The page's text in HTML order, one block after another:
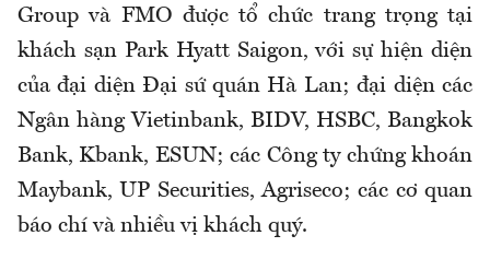
Group và FMO được tổ chức trang trọng tại
khách sạn Park Hyatt Saigon, với sự hiện diện
của đại diện Đại sứ quán Hà Lan; đại diện các
Ngân hàng Vietinbank, BIDV, HSBC, Bangkok
Bank, Kbank, ESUN; các Công ty chứng khoán
Maybank, UP Securities, Agriseco; các cơ quan
báo chí và nhiều vị khách quý.